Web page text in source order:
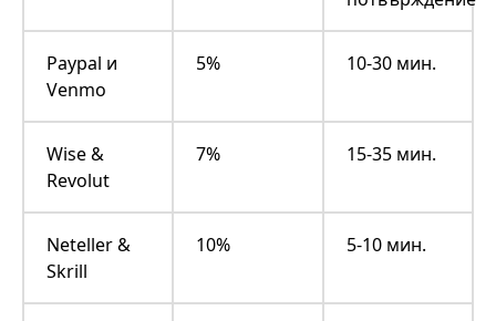
Paypal и
Venmo
5% 10-30 мин.
Wise &
Revolut
7% 15-35 мин.
Neteller &
Skrill
10% 5-10 мин.